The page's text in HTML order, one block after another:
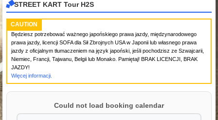
STREET KART Tour H2S
CAUTION
Będziesz potrzebować ważnego japońskiego prawa jazdy, międzynarodowego
prawa jazdy, licencji SOFA dla Sił Zbrojnych USA w Japonii lub własnego prawa
jazdy z oficjalnym tłumaczeniem na język japoński, jeśli pochodzisz ze Szwajcarii,
Niemiec, Francji, Tajwanu, Belgii lub Monako. Pamiętaj! BRAK LICENCJI, BRAK
JAZDY!
Więcej informacji.
Could not load booking calendar